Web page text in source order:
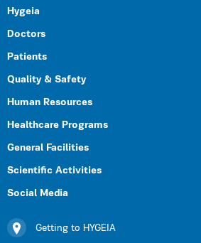
Hygeia
Doctors
Patients
Quality & Safety
Human Resources
Healthcare Programs
General Facilities
Scientific Activities
Social Media
Getting to HYGEIA